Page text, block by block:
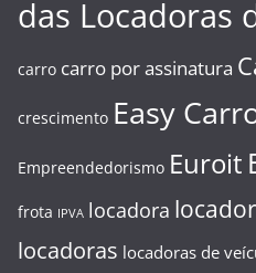
das Locadoras
carro carro por assinatura
crescimento Easy
Empreendedorismo Euroit
frota IPVA locadora
locadoras locadoras de